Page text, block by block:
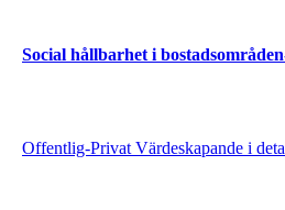
Social hållbarhet i
Offentlig-Privat Värdeskapande i